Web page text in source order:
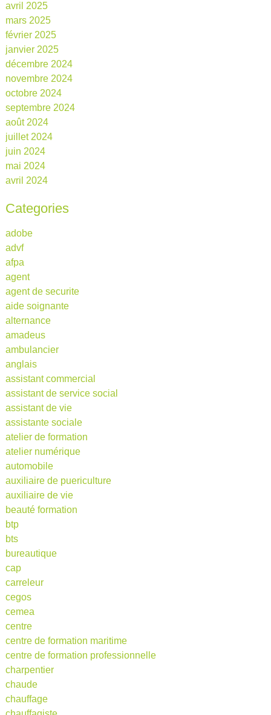
avril 2025
mars 2025
février 2025
janvier 2025
décembre 2024
novembre 2024
octobre 2024
septembre 2024
août 2024
juillet 2024
juin 2024
mai 2024
avril 2024
Categories
adobe
advf
afpa
agent
agent de securite
aide soignante
alternance
amadeus
ambulancier
anglais
assistant commercial
assistant de service social
assistant de vie
assistante sociale
atelier de formation
atelier numérique
automobile
auxiliaire de puericulture
auxiliaire de vie
beauté formation
btp
bts
bureautique
cap
carreleur
cegos
cemea
centre
centre de formation maritime
centre de formation professionnelle
charpentier
chaude
chauffage